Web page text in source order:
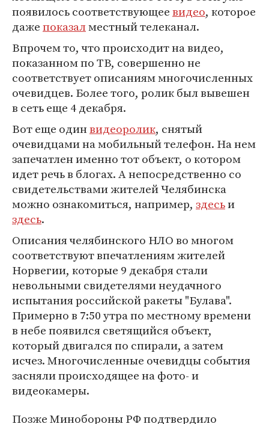
появилось соответствующеевидео, которое
дажепоказалместный телеканал.
Впрочем то, что происходит на видео,
показанном по ТВ, совершенно не
соответствует описаниям многочисленных
очевидцев. Более того, ролик был вывешен
в сеть еще 4 декабря.
Вот еще одинвидеоролик, снятый
очевидцами на мобильный телефон. На нем
запечатлен именно тот объект, о котором
идет речь в блогах. А непосредственно со
свидетельствами жителей Челябинска
можно ознакомиться, например, здесьи
здесь.
Описания челябинского НЛО во многом
соответствуют впечатлениям жителей
Норвегии, которые 9 декабря стали
невольными свидетелями неудачного
испытания российской ракеты "Булава".
Примерно в 7:50 утра по местному времени
в небе появился светящийся объект,
который двигался по спирали, а затем
исчез. Многочисленные очевидцы события
засняли происходящее на фото- и
видеокамеры.
Позже Минобороны РФ подтвердило